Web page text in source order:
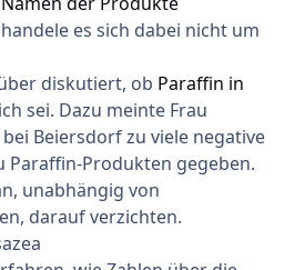
es sich dabei nicht um
diskutiert, ob Paraffin in
sei. Dazu meinte Frau
bei Beiersdorf zu viele negative
Paraffin-Produkten gegeben.
unabhängig von
darauf verzichten.